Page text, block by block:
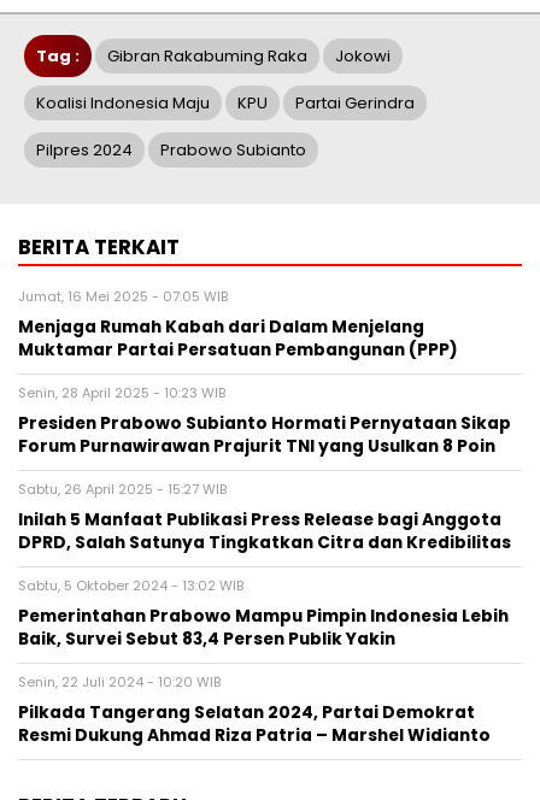
Tag : Gibran Rakabuming Raka Jokowi
Koalisi Indonesia Maju KPU Partai Gerindra
Pilpres 2024 Prabowo Subianto
BERITA TERKAIT
Jumat, 16 Mei 2025 - 07:05 WIB
Menjaga Rumah Kabah dari Dalam Menjelang
Muktamar Partai Persatuan Pembangunan (PPP)
Senin, 28 April 2025 - 10:23 WIB
Presiden Prabowo Subianto Hormati Pernyataan Sikap
Forum Purnawirawan Prajurit TNI yang Usulkan 8 Poin
Sabtu, 26 April 2025 - 15:27 WIB
Inilah 5 Manfaat Publikasi Press Release bagi Anggota
DPRD, Salah Satunya Tingkatkan Citra dan Kredibilitas
Sabtu, 5 Oktober 2024 - 13:02 WIB
Pemerintahan Prabowo Mampu Pimpin Indonesia Lebih
Baik, Survei Sebut 83,4 Persen Publik Yakin
Senin, 22 Juli 2024 - 10:20 WIB
Pilkada Tangerang Selatan 2024, Partai Demokrat
Resmi Dukung Ahmad Riza Patria – Marshel Widianto